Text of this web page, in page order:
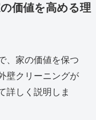
価値を高める理
、家の価値を保つ
壁クリーニングが
詳しく説明しま